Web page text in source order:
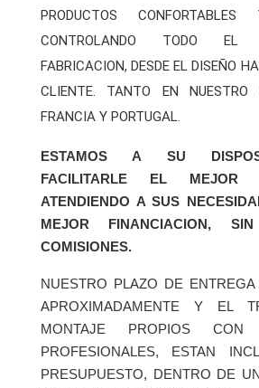
PRODUCTOS CONFORTABLES
CONTROLANDO TODO EL
FABRICACION, DESDE EL DISEÑO
CLIENTE. TANTO EN
FRANCIA Y PORTUGAL.
ESTAMOS A SU
FACILITARLE EL MEJOR
ATENDIENDO A SUS
MEJOR FINANCIACION,
COMISIONES.
NUESTRO PLAZO DE
APROXIMADAMENTE Y EL
MONTAJE PROPIOS CON
PROFESIONALES, ESTAN
PRESUPUESTO, DENTRO DE